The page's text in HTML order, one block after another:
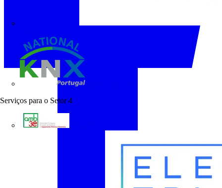
Serviços para o Setor 4